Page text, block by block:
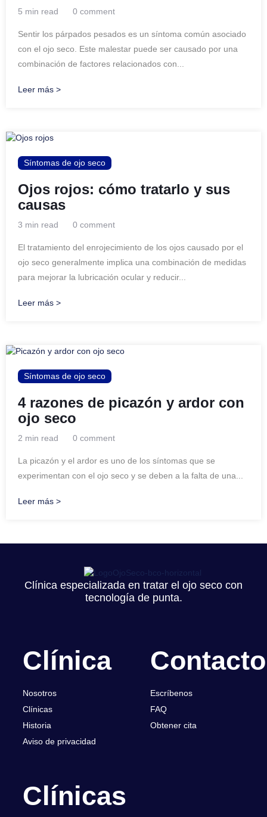
5 min read 0 comment
Sentir los párpados pesados es un síntoma común asociado
con el ojo seco. Este malestar puede ser causado por una
combinación de factores relacionados con...
Leer más >
Síntomas de ojo seco
Ojos rojos: cómo tratarlo y sus
causas
3 min read 0 comment
El tratamiento del enrojecimiento de los ojos causado por el
ojo seco generalmente implica una combinación de medidas
para mejorar la lubricación ocular y reducir...
Leer más >
Síntomas de ojo seco
4 razones de picazón y ardor con
ojo seco
2 min read 0 comment
La picazón y el ardor es uno de los síntomas que se
experimentan con el ojo seco y se deben a la falta de una...
Leer más >
Clínica especializada en tratar el ojo seco con
tecnología de punta.
Clínica
Nosotros
Clínicas
Historia
Aviso de privacidad
Contacto
Escríbenos
FAQ
Obtener cita
Clínicas